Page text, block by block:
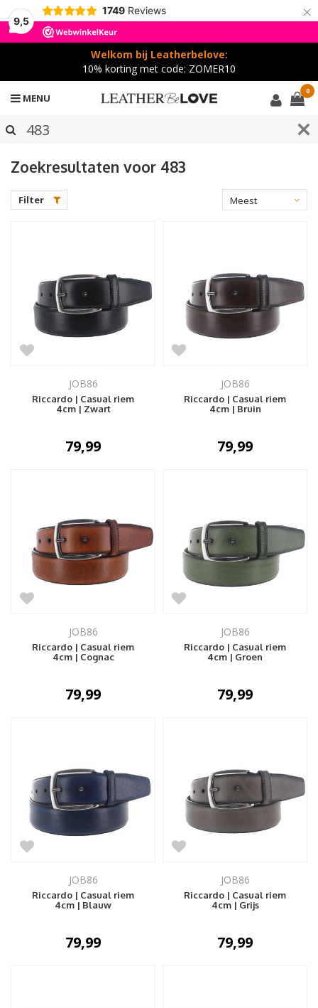
9,5
1749 Reviews ×
Welkom bij Leatherbelove:
10% korting met code: ZOMER10
MENU
0
Zoekresultaten voor 483
Filter
Meest
JOB86
Riccardo | Casual riem
4cm | Zwart
79,99
JOB86
Riccardo | Casual riem
4cm | Bruin
79,99
JOB86
Riccardo | Casual riem
4cm | Cognac
79,99
JOB86
Riccardo | Casual riem
4cm | Groen
79,99
JOB86
Riccardo | Casual riem
4cm | Blauw
79,99
JOB86
Riccardo | Casual riem
4cm | Grijs
79,99